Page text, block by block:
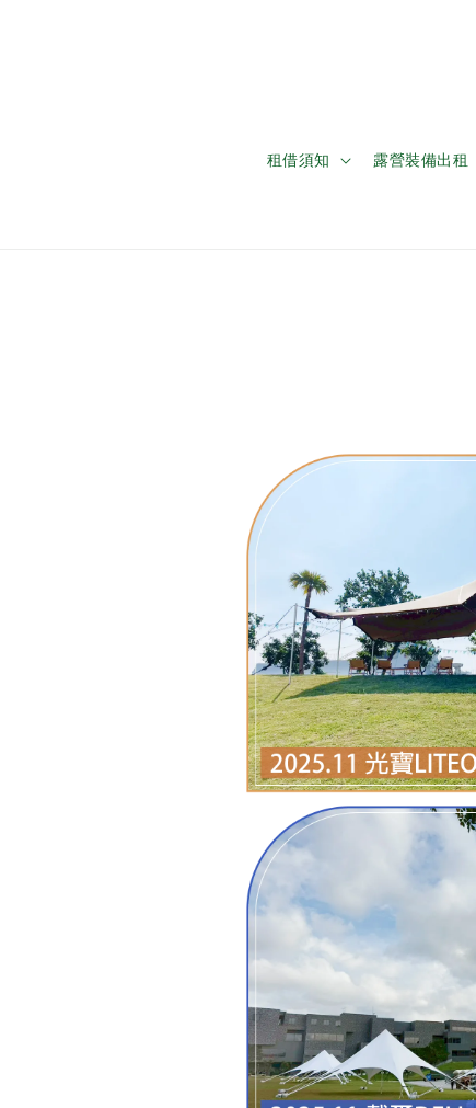
租借須知 露營裝備出租